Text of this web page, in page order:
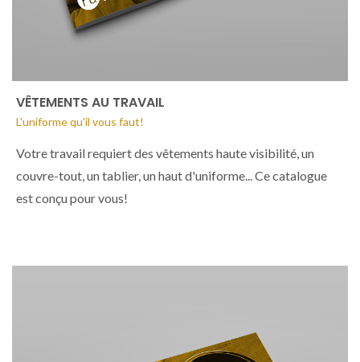
VÊTEMENTS AU TRAVAIL
L'uniforme qu'il vous faut!
Votre travail requiert des vêtements haute visibilité, un
couvre-tout, un tablier, un haut d'uniforme... Ce catalogue
est conçu pour vous!